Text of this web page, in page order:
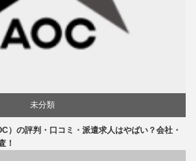
未分類
）の評判・口コミ・派遣求人はやばい？会社・
！